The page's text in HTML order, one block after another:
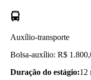
Auxílio-transporte
Bolsa-auxílio: R$
Duração do estágio:12